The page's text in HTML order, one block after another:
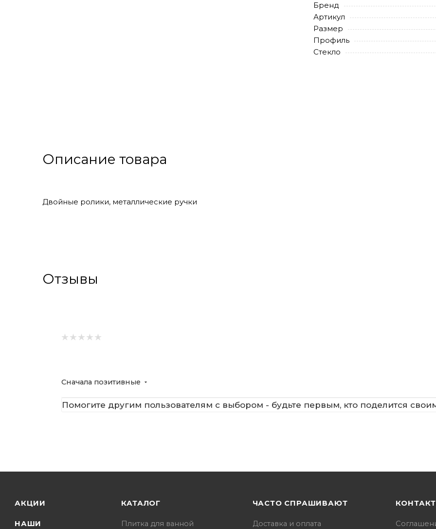
Бренд
Артикул
Размер
Профиль
Стекло
Описание товара
Двойные ролики, металлические ручки
Отзывы
Сначала позитивные
Помогите другим пользователям с выбором - будьте первым, кто поделится
АКЦИИ
НАШИ
КАТАЛОГ
Плитка для ванной
ЧАСТО СПРАШИВАЮТ
Доставка и оплата